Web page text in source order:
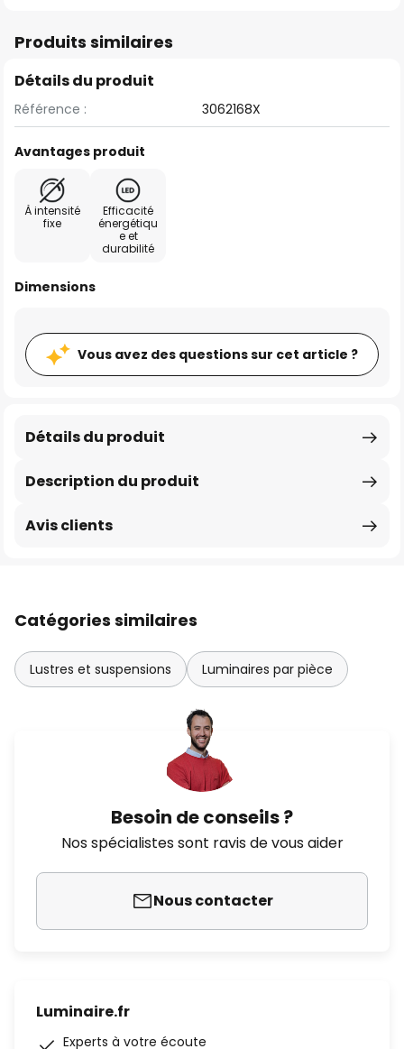
Produits similaires
Détails du produit
Référence : 3062168X
Avantages produit
À intensité
fixe
Efficacité
énergétiqu
e et
durabilité
Dimensions
Vous avez des questions sur cet article ?
Description du produit
Détails du produit
Avis clients
Catégories similaires
Lustres et suspensions Luminaires par pièce
Besoin de conseils ?
Nos spécialistes sont ravis de vous aider
Nous contacter
Luminaire.fr
Experts à votre écoute